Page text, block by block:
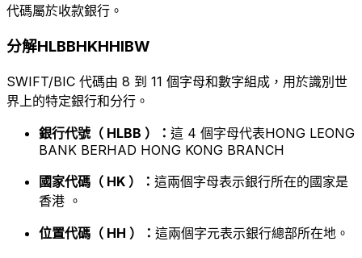
代碼屬於收款銀行。
分解HLBBHKHHIBW
SWIFT/BIC 代碼由 8 到 11 個字母和數字組成，用於識別世
界上的特定銀行和分行。
銀行代號（ HLBB ）： 這 4 個字母代表HONG LEONG
BANK BERHAD HONG KONG BRANCH
國家代碼（ HK ）： 這兩個字母表示銀行所在的國家是
香港 。
位置代碼（ HH ）： 這兩個字元表示銀行總部所在地。